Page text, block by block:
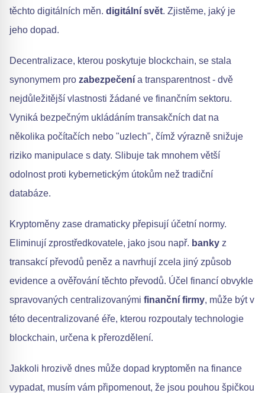
těchto digitálních měn. digitální svět. Zjistěme, jaký je
jeho dopad.
Decentralizace, kterou poskytuje blockchain, se stala
synonymem pro zabezpečení a transparentnost - dvě
nejdůležitější vlastnosti žádané ve finančním sektoru.
Vyniká bezpečným ukládáním transakčních dat na
několika počítačích nebo "uzlech", čímž výrazně snižuje
riziko manipulace s daty. Slibuje tak mnohem větší
odolnost proti kybernetickým útokům než tradiční
databáze.
Kryptoměny zase dramaticky přepisují účetní normy.
Eliminují zprostředkovatele, jako jsou např. banky z
transakcí převodů peněz a navrhují zcela jiný způsob
evidence a ověřování těchto převodů. Účel financí obvykle
spravovaných centralizovanými finanční firmy, může být v
této decentralizované éře, kterou rozpoutaly technologie
blockchain, určena k přerozdělení.
Jakkoli hrozivě dnes může dopad kryptoměn na finance
vypadat, musím vám připomenout, že jsou pouhou špičkou